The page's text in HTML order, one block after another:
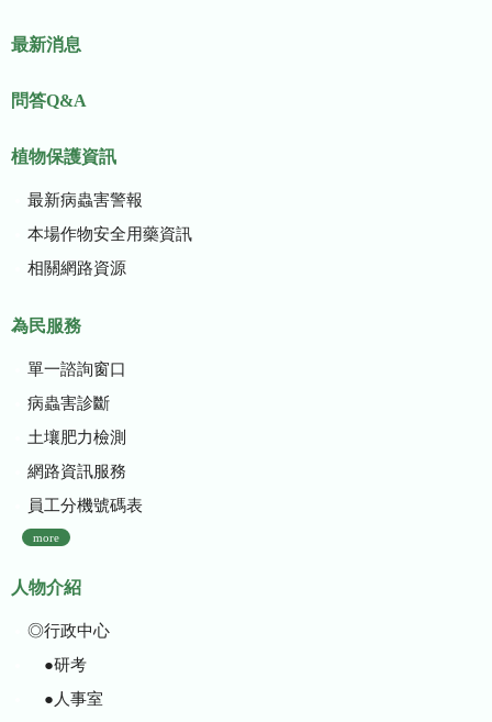
最新消息
問答Q&A
植物保護資訊
最新病蟲害警報
本場作物安全用藥資訊
相關網路資源
為民服務
單一諮詢窗口
病蟲害診斷
土壤肥力檢測
網路資訊服務
員工分機號碼表
more
人物介紹
◎行政中心
●研考
●人事室